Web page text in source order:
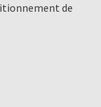
de